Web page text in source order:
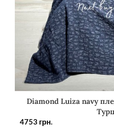
Diamond Luiza navy
4753 грн.